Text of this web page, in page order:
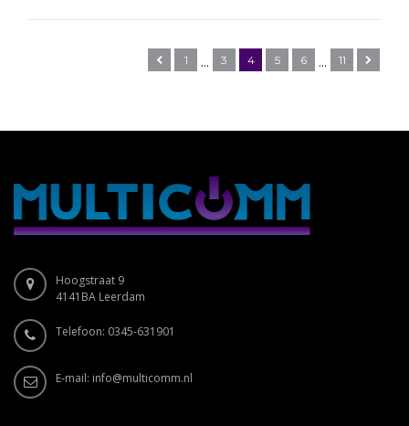
1 ... 3 4 5 6 ... 11
Hoogstraat 9
4141BA Leerdam
Telefoon: 0345-631901
E-mail: info@multicomm.nl